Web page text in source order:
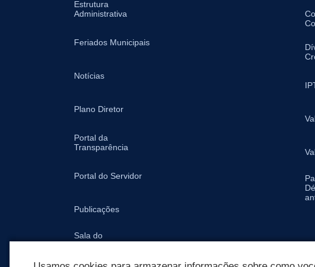
Estrutura
Administrativa
Feriados Municipais
Notícias
Plano Diretor
Portal da
Transparência
Portal do Servidor
Publicações
Sala do